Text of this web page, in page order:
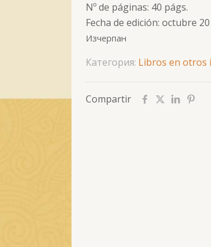
Nº de páginas: 40 págs.
Fecha de edición: octubre
Изчерпан
Категория: Libros en otros
Compartir